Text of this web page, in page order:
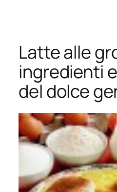
contenuto
Latte alle
ingredienti
del dolce